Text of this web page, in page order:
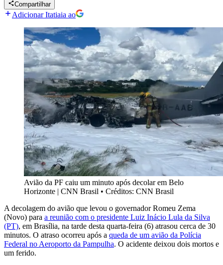
Compartilhar
Adicionar Itatiaia ao
Avião da PF caiu um minuto após decolar em Belo
Horizonte | CNN Brasil • Créditos: CNN Brasil
A decolagem do avião que levou o governador Romeu Zema
(Novo) para a reunião com o presidente Luiz Inácio Lula da Silva
(PT), em Brasília, na tarde desta quarta-feira (6) atrasou cerca de 30
minutos. O atraso ocorreu após a queda de um avião da Polícia
Federal no Aeroporto da Pampulha. O acidente deixou dois mortos e
um ferido.